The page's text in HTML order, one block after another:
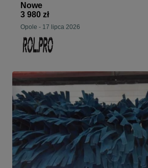
Nowe
3 980 zł
Opole - 17 lipca 2026